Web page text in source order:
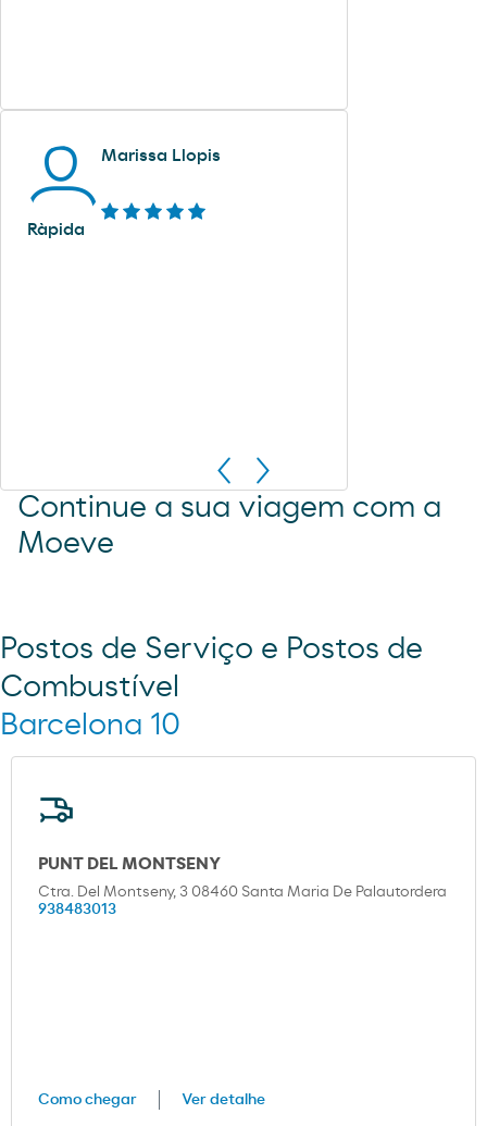
Marissa Llopis
Ràpida
Continue a sua viagem com a
Moeve
Postos de Serviço e Postos de
Combustível
Barcelona 10
PUNT DEL MONTSENY
Ctra. Del Montseny, 3 08460 Santa Maria De Palautordera
938483013
Como chegar Ver detalhe